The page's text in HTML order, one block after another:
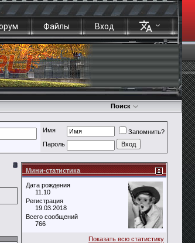
Файлы Вход
Поиск
Имя
Запомнить?
Пароль
Мини-статистика
Дата рождения
11.10
Регистрация
19.03.2018
Всего сообщений
766
Показать всю статистику